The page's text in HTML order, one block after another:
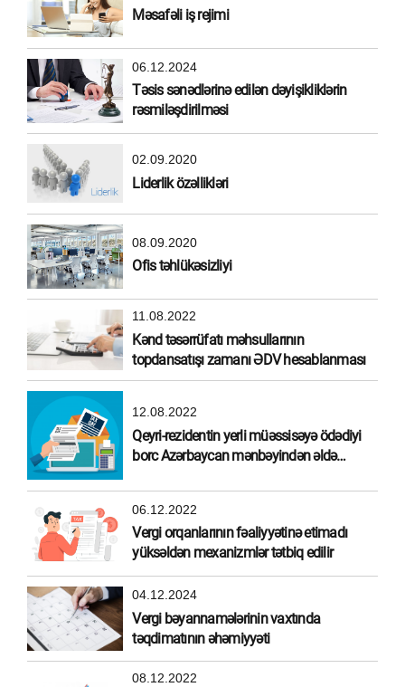
Məsafəli iş rejimi
06.12.2024
Təsis sənədlərinə edilən dəyişikliklərin
rəsmiləşdirilməsi
02.09.2020
Liderlik özəllikləri
08.09.2020
Ofis təhlükəsizliyi
11.08.2022
Kənd təsərrüfatı məhsullarının
topdansatışı zamanı ƏDV hesablanması
12.08.2022
Qeyri-rezidentin yerli müəssisəyə ödədiyi
borc Azərbaycan mənbəyindən əldə
06.12.2022
Vergi orqanlarının fəaliyyətinə etimadı
yüksəldən mexanizmlər tətbiq edilir
04.12.2024
Vergi bəyannamələrinin vaxtında
təqdimatının əhəmiyyəti
08.12.2022